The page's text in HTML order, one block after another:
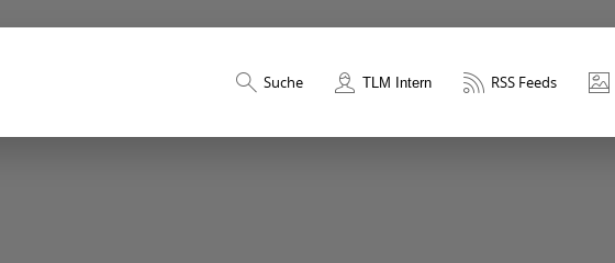
Suche TLM Intern RSS Feeds